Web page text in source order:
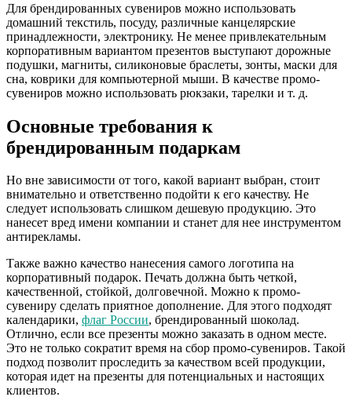
Для брендированных сувениров можно использовать
домашний текстиль, посуду, различные канцелярские
принадлежности, электронику. Не менее привлекательным
корпоративным вариантом презентов выступают дорожные
подушки, магниты, силиконовые браслеты, зонты, маски для
сна, коврики для компьютерной мыши. В качестве промо-
сувениров можно использовать рюкзаки, тарелки и т. д.
Основные требования к
брендированным подаркам
Но вне зависимости от того, какой вариант выбран, стоит
внимательно и ответственно подойти к его качеству. Не
следует использовать слишком дешевую продукцию. Это
нанесет вред имени компании и станет для нее инструментом
антирекламы.
Также важно качество нанесения самого логотипа на
корпоративный подарок. Печать должна быть четкой,
качественной, стойкой, долговечной. Можно к промо-
сувениру сделать приятное дополнение. Для этого подходят
календарики, флаг России, брендированный шоколад.
Отлично, если все презенты можно заказать в одном месте.
Это не только сократит время на сбор промо-сувениров. Такой
подход позволит проследить за качеством всей продукции,
которая идет на презенты для потенциальных и настоящих
клиентов.